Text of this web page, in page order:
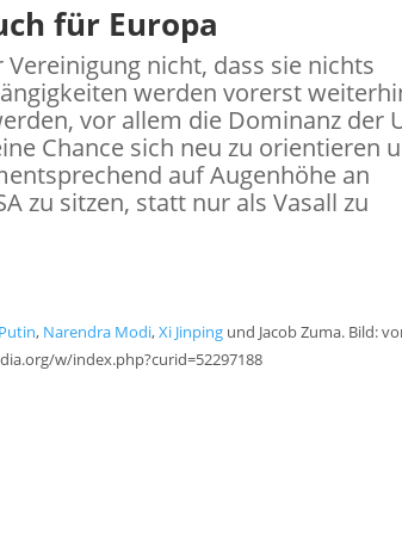
für Europa
nicht, dass sie nichts
werden vorerst
vor allem die Dominanz der
Chance sich neu zu orientieren
auf Augenhöhe an
zu sitzen, statt nur als Vasall zu
, Narendra Modi,Xi Jinping und Jacob Zuma. Bild:
w/index.php?curid=52297188